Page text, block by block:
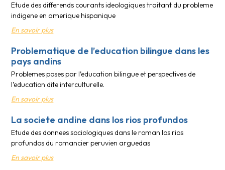
Etude des differends courants ideologiques traitant du probleme
indigene en amerique hispanique
En savoir plus
Problematique de l’education bilingue dans les
pays andins
Problemes poses par l’education bilingue et perspectives de
l’education dite interculturelle.
En savoir plus
La societe andine dans los rios profundos
Etude des donnees sociologiques dans le roman los rios
profundos du romancier peruvien arguedas
En savoir plus